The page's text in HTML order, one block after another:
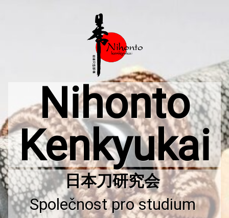
Nihonto
Kenkyukai
Společnost pro studium